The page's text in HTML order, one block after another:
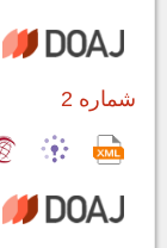
شماره 2